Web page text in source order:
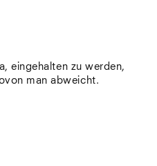
eingehalten zu werden,
man abweicht.